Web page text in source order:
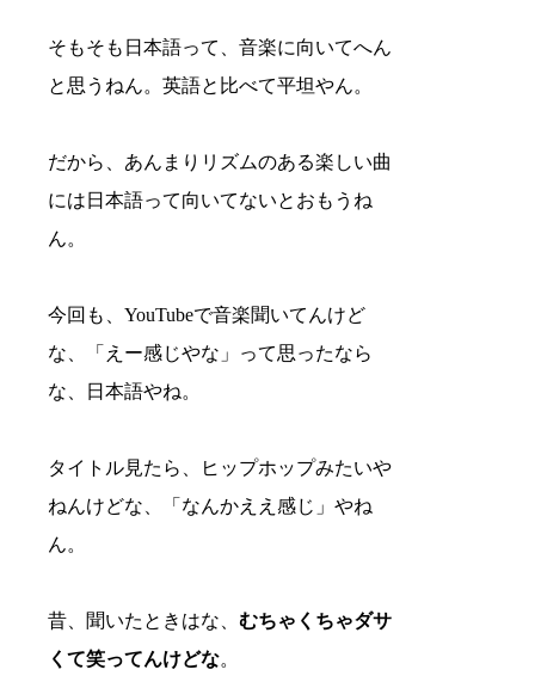
そもそも日本語って、音楽に向いてへん
と思うねん。英語と比べて平坦やん。
だから、あんまりリズムのある楽しい曲
には日本語って向いてないとおもうね
ん。
今回も、YouTubeで音楽聞いてんけど
な、「えー感じやな」って思ったなら
な、日本語やね。
タイトル見たら、ヒップホップみたいや
ねんけどな、「なんかええ感じ」やね
ん。
昔、聞いたときはな、むちゃくちゃダサ
くて笑ってんけどな。